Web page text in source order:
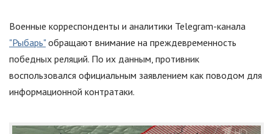
Военные корреспонденты и аналитики Telegram-канала
"Рыбарь"обращают внимание на преждевременность
победных реляций. По их данным, противник
воспользовался официальным заявлением как поводом для
информационной контратаки.